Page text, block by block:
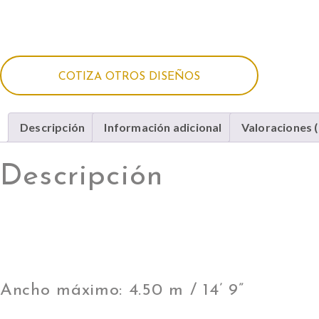
COTIZA OTROS DISEÑOS
Descripción Información adicional Valoraciones
Descripción
Ancho máximo: 4.50 m / 14’ 9”